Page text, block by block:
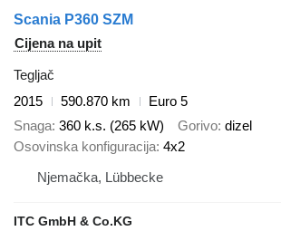
Scania P360 SZM
Cijena na upit
Tegljač
2015
590.870 km
Euro 5
Snaga 360 k.s. (265 kW) Gorivo dizel
Osovinska konfiguracija 4x2
Njemačka, Lübbecke
ITC GmbH & Co.KG